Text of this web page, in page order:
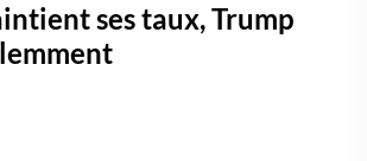
ses taux, Trump